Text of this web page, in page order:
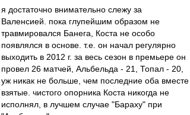
я достаточно внимательно слежу за
Валенсией. пока глупейшим образом не
травмировался Банега, Коста не особо
появлялся в основе. т.е. он начал регулярно
выходить в 2012 г. за весь сезон в премьере он
провел 26 матчей, Альбельда - 21, Топал - 20,
уж никак не больше, чем последние оба вместе
взятые. чистого опорника Коста никогда не
исполнял, в лучшем случае "Бараху" при